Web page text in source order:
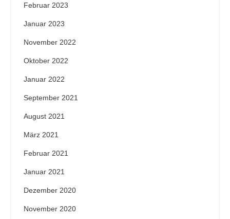
Februar 2023
Januar 2023
November 2022
Oktober 2022
Januar 2022
September 2021
August 2021
März 2021
Februar 2021
Januar 2021
Dezember 2020
November 2020